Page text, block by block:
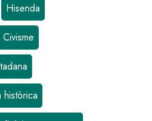
Hisenda
Civisme
històrica